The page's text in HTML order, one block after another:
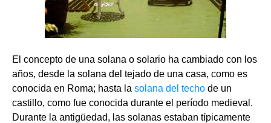
El concepto de una solana o solario ha cambiado con los
años, desde la solana del tejado de una casa, como es
conocida en Roma; hasta la solana del techo de un
castillo, como fue conocida durante el período medieval.
Durante la antigüedad, las solanas estaban típicamente